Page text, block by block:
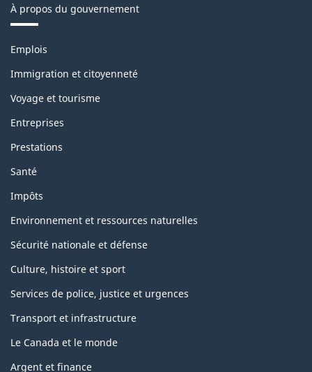
À propos du gouvernement
Thèmes
sujets
Emplois
Immigration et citoyenneté
Voyage et tourisme
Entreprises
Prestations
Santé
Impôts
Environnement et ressources naturelles
Sécurité nationale et défense
Culture, histoire et sport
Services de police, justice et urgences
Transport et infrastructure
Le Canada et le monde
Argent et finance